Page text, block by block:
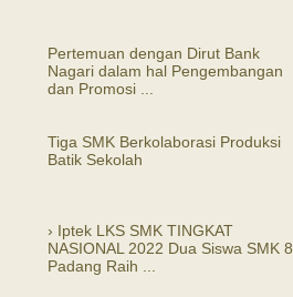
Pertemuan dengan Dirut Bank
Nagari dalam hal Pengembangan
dan Promosi ...
Tiga SMK Berkolaborasi Produksi
Batik Sekolah
› Iptek LKS SMK TINGKAT
NASIONAL 2022 Dua Siswa SMK 8
Padang Raih ...